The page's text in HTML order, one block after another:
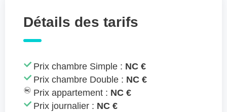
Détails des tarifs
Prix chambre Simple : NC €
Prix chambre Double : NC €
Prix appartement : NC €
Prix journalier : NC €